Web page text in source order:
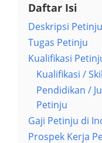
Daftar Isi
Deskripsi Petinju
Tugas Petinju
Kualifikasi
Kualifikasi /
Pendidikan /
Petinju
Gaji Petinju di
Prospek Kerja